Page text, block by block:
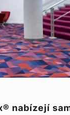
nabízejí